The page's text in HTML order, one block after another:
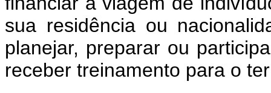
sua residência ou
planejar, preparar ou
receber treinamento para o